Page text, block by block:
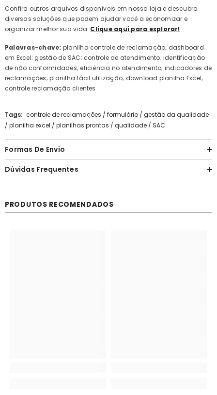
Confira outros arquivos disponíveis em nossa loja e descubra
diversas soluções que podem ajudar você a economizar e
organizar melhor sua vida. Clique aqui para explorar!
Palavras-chave: planilha controle de reclamação; dashboard
em Excel; gestão de SAC; controle de atendimento; identificação
de não conformidades; eficiência no atendimento; indicadores de
reclamações; planilha fácil utilização; download planilha Excel;
controle reclamação clientes
Tags: controle de reclamações / formulário / gestão da qualidade
/ planilha excel / planilhas prontas / qualidade / SAC
Formas De Envio
Dúvidas Frequentes
PRODUTOS RECOMENDADOS